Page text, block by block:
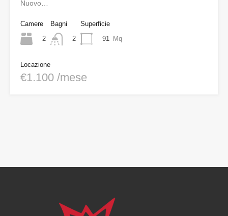
Nuovo…
Camere
2
Bagni
2
Superficie
91 Mq
Locazione
€1.100 /mese